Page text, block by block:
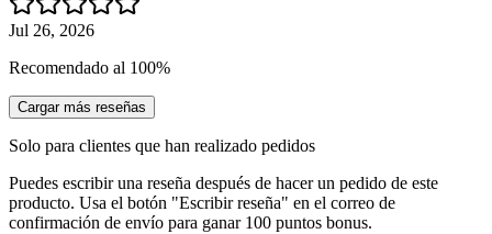
Jul 26, 2026
Recomendado al 100%
Cargar más reseñas
Solo para clientes que han realizado pedidos
Puedes escribir una reseña después de hacer un pedido de este
producto. Usa el botón "Escribir reseña" en el correo de
confirmación de envío para ganar 100 puntos bonus.